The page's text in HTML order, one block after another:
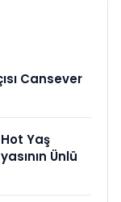
Cansever
Yaş
Ünlü